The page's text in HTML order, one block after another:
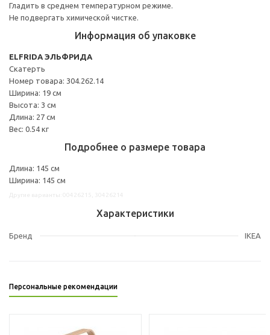
Гладить в среднем температурном режиме.
Не подвергать химической чистке.
Информация об упаковке
ELFRIDA ЭЛЬФРИДА
Скатерть
Номер товара: 304.262.14
Ширина: 19 см
Высота: 3 см
Длина: 27 см
Вес: 0.54 кг
Подробнее о размере товара
Длина: 145 см
Ширина: 145 см
Характеристики
Бренд IKEA
Персональные рекомендации